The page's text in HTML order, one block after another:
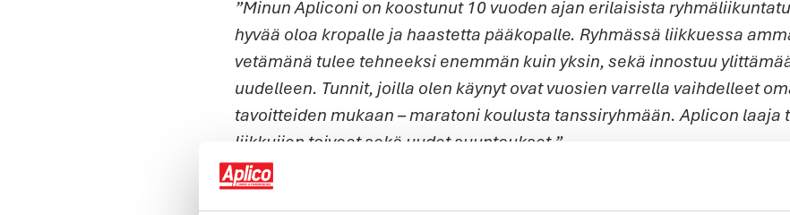
”Minun Apliconi on koostunut 10 vuoden ajan erilaisista
hyvää oloa kropalle ja haastetta pääkopalle. Ryhmässä liikkuessa
vetämänä tulee tehneeksi enemmän kuin yksin, sekä innostuu
uudelleen. Tunnit, joilla olen käynyt ovat vuosien varrella vaihdelleet
tavoitteiden mukaan – maratoni koulusta tanssiryhmään. Aplicon
liikkujien toiveet sekä uudet suuntaukset.”
Sari Kaaja 46v